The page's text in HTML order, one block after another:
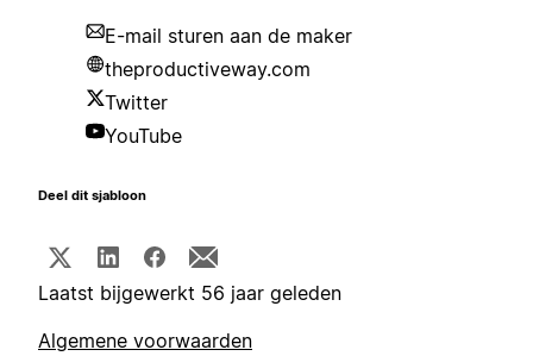
E-mail sturen aan de maker
theproductiveway.com
Twitter
YouTube
Deel dit sjabloon
Laatst bijgewerkt 56 jaar geleden
Algemene voorwaarden